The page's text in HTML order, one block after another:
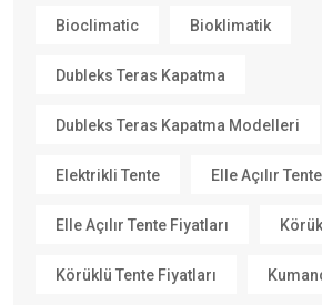
Bioclimatic Bioklimatik
Dubleks Teras Kapatma
Dubleks Teras Kapatma Modelleri
Elektrikli Tente Elle Açılır Tente
Elle Açılır Tente Fiyatları
Körüklü Tente Fiyatları